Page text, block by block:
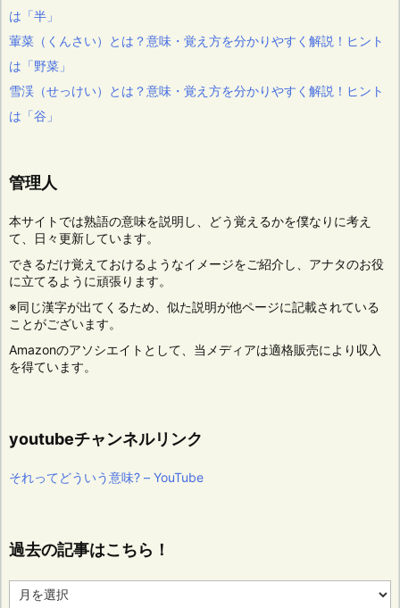
は「半」
葷菜（くんさい）とは？意味・覚え方を分かりやすく解説！ヒント
は「野菜」
雪渓（せっけい）とは？意味・覚え方を分かりやすく解説！ヒント
は「谷」
管理人
本サイトでは熟語の意味を説明し、どう覚えるかを僕なりに考え
て、日々更新しています。
できるだけ覚えておけるようなイメージをご紹介し、アナタのお役
に立てるように頑張ります。
※同じ漢字が出てくるため、似た説明が他ページに記載されている
ことがございます。
Amazonのアソシエイトとして、当メディアは適格販売により収入
を得ています。
youtubeチャンネルリンク
それってどういう意味? – YouTube
過去の記事はこちら！
去